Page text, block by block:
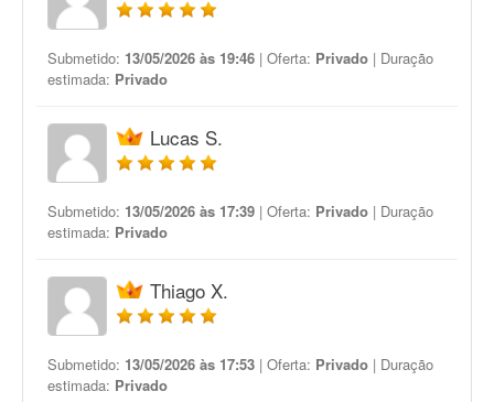
Submetido: 13/05/2026 às 19:46 | Oferta: Privado | Duração
estimada: Privado
Lucas S.
Submetido: 13/05/2026 às 17:39 | Oferta: Privado | Duração
estimada: Privado
Thiago X.
Submetido: 13/05/2026 às 17:53 | Oferta: Privado | Duração
estimada: Privado